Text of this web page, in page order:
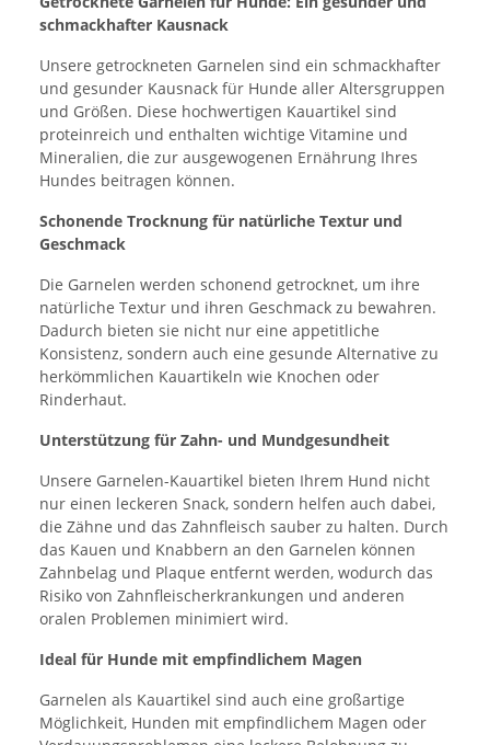
schmackhafter Kausnack
Unsere getrockneten Garnelen sind ein schmackhafter
und gesunder Kausnack für Hunde aller Altersgruppen
und Größen. Diese hochwertigen Kauartikel sind
proteinreich und enthalten wichtige Vitamine und
Mineralien, die zur ausgewogenen Ernährung Ihres
Hundes beitragen können.
Schonende Trocknung für natürliche Textur und
Geschmack
Die Garnelen werden schonend getrocknet, um ihre
natürliche Textur und ihren Geschmack zu bewahren.
Dadurch bieten sie nicht nur eine appetitliche
Konsistenz, sondern auch eine gesunde Alternative zu
herkömmlichen Kauartikeln wie Knochen oder
Rinderhaut.
Unterstützung für Zahn- und Mundgesundheit
Unsere Garnelen-Kauartikel bieten Ihrem Hund nicht
nur einen leckeren Snack, sondern helfen auch dabei,
die Zähne und das Zahnfleisch sauber zu halten. Durch
das Kauen und Knabbern an den Garnelen können
Zahnbelag und Plaque entfernt werden, wodurch das
Risiko von Zahnfleischerkrankungen und anderen
oralen Problemen minimiert wird.
Ideal für Hunde mit empfindlichem Magen
Garnelen als Kauartikel sind auch eine großartige
Möglichkeit, Hunden mit empfindlichem Magen oder